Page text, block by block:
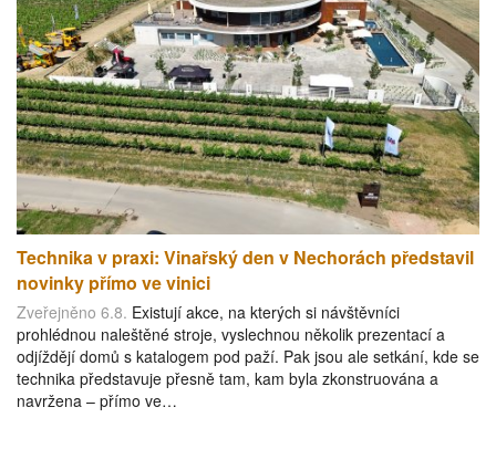
Technika v praxi: Vinařský den v Nechorách představil
novinky přímo ve vinici
Zveřejněno 6.8. Existují akce, na kterých si návštěvníci
prohlédnou naleštěné stroje, vyslechnou několik prezentací a
odjíždějí domů s katalogem pod paží. Pak jsou ale setkání, kde se
technika představuje přesně tam, kam byla zkonstruována a
navržena – přímo ve…